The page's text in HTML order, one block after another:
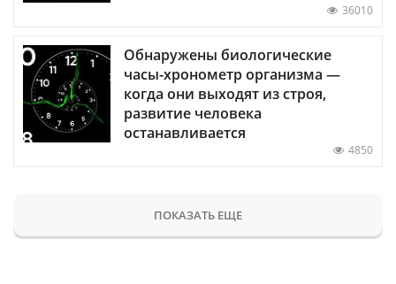
36010
Обнаружены биологические
часы-хронометр организма —
когда они выходят из строя,
развитие человека
останавливается
4850
ПОКАЗАТЬ ЕЩЕ